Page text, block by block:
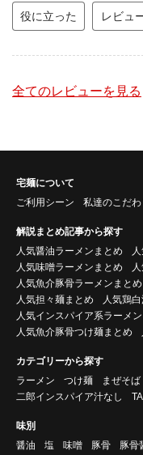
役に立った レビュ
全てのレビューを見る
宅麺について
ご利用シーン
私達のこだわ
解説まとめ記事から探す
人気醤油ラーメンまとめ
人気味噌ラーメンまとめ
人気魚介豚骨ラーメンまとめ
人気担々麺まとめ
人気鶏
人気インスパイア系ラーメ
人気魚介豚骨つけ麺まとめ
カテゴリーから探す
ラーメン
つけ麺 まぜそば
二郎インスパイア汁なし
味別
醤油
塩 味噌 豚骨 豚骨